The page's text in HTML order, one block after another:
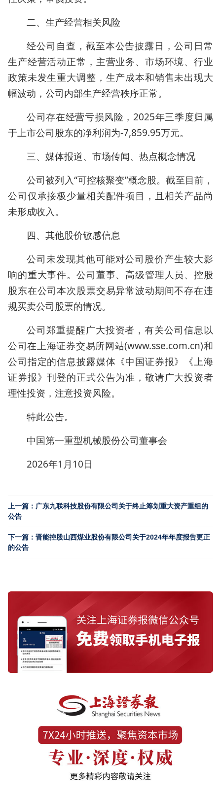
二、生产经营相关风险
经公司自查，截至本公告披露日，公司日常
生产经营活动正常，主营业务、市场环境、行业
政策未发生重大调整，生产成本和销售未出现大
幅波动，公司内部生产经营秩序正常。
公司存在经营亏损风险，2025年三季度归属
于上市公司股东的净利润为-7,859.95万元。
三、媒体报道、市场传闻、热点概念情况
公司被列入“可控核聚变”概念股。截至目前，
公司仅承接极少量相关配件项目，且相关产品尚
未形成收入。
四、其他股价敏感信息
公司未发现其他可能对公司股价产生较大影
响的重大事件。公司董事、高级管理人员、控股
股东在公司本次股票交易异常波动期间不存在违
规买卖公司股票的情况。
公司郑重提醒广大投资者，有关公司信息以
公司在上海证券交易所网站(www.sse.com.cn)和
公司指定的信息披露媒体《中国证券报》《上海
证券报》刊登的正式公告为准，敬请广大投资者
理性投资，注意投资风险。
特此公告。
中国第一重型机械股份公司董事会
2026年1月10日
上一篇：广东九联科技股份有限公司关于终止筹划重大资产重组的
公告
下一篇：晋能控股山西煤业股份有限公司关于2024年年度报告更正
的公告